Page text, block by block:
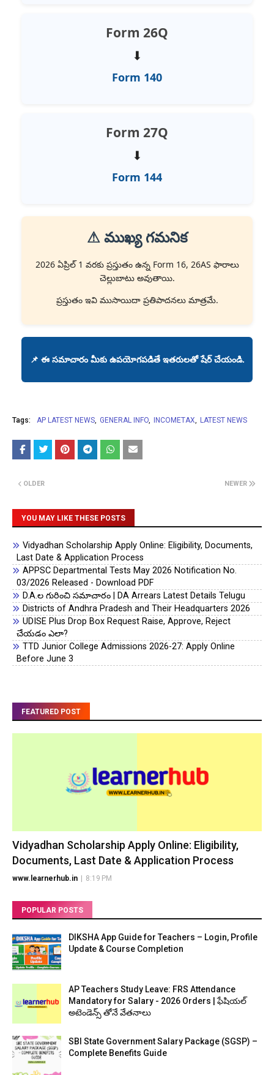
Form 26Q
⬇
Form 140
Form 27Q
⬇
Form 144
⚠ ముఖ్య గమనిక
2026 ఏప్రిల్ 1 వరకు ప్రస్తుతం ఉన్న Form 16, 26AS ఫారాలు
చెల్లుబాటు అవుతాయి.
ప్రస్తుతం ఇవి ముసాయిదా ప్రతిపాదనలు మాత్రమే.
📌 ఈ సమాచారం మీకు ఉపయోగపడితే ఇతరులతో షేర్ చేయండి.
Tags: AP LATEST NEWS GENERAL INFO INCOMETAX LATEST NEWS
NEWER
OLDER
YOU MAY LIKE THESE POSTS
Vidyadhan Scholarship Apply Online: Eligibility, Documents,
Last Date & Application Process
APPSC Departmental Tests May 2026 Notification No.
03/2026 Released - Download PDF
D.A.ల గురించి సమాచారం | DA Arrears Latest Details Telugu
Districts of Andhra Pradesh and Their Headquarters 2026
UDISE Plus Drop Box Request Raise, Approve, Reject
చేయడం ఎలా?
TTD Junior College Admissions 2026-27: Apply Online
Before June 3
FEATURED POST
Vidyadhan Scholarship Apply Online: Eligibility,
Documents, Last Date & Application Process
www.learnerhub.in 8:19 PM
POPULAR POSTS
DIKSHA App Guide for Teachers – Login, Profile
Update & Course Completion
AP Teachers Study Leave: FRS Attendance
Mandatory for Salary - 2026 Orders | ఫేషియల్
అటెండెన్స్ తోనే వేతనాలు
SBI State Government Salary Package (SGSP) –
Complete Benefits Guide